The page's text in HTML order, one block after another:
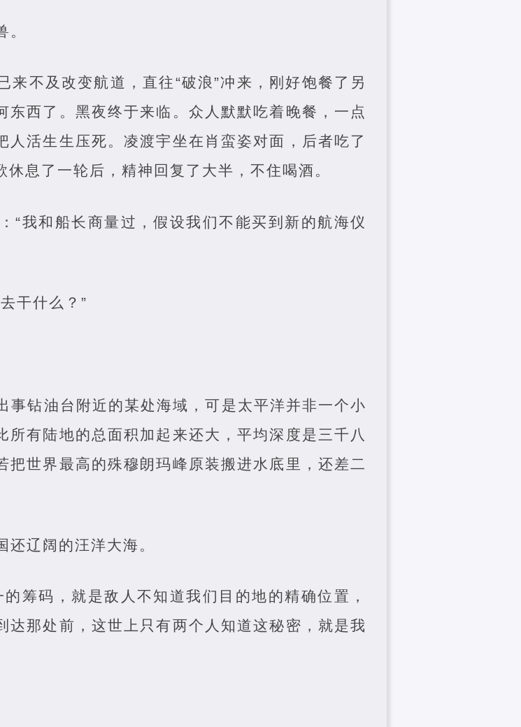
。
来不及改变航道，直往“破浪”冲来，刚好饱餐了另
东西了。黑夜终于来临。众人默默吃着晚餐，一点
活生生压死。凌渡宇坐在肖蛮姿对面，后者吃了
息了一轮后，精神回复了大半，不住喝酒。
“我和船长商量过，假设我们不能买到新的航海仪
干什么？”
事钻油台附近的某处海域，可是太平洋并非一个小
有陆地的总面积加起来还大，平均深度是三千八
把世界最高的殊穆朗玛峰原装搬进水底里，还差二
辽阔的汪洋大海。
的筹码，就是敌人不知道我们目的地的精确位置，
达那处前，这世上只有两个人知道这秘密，就是我